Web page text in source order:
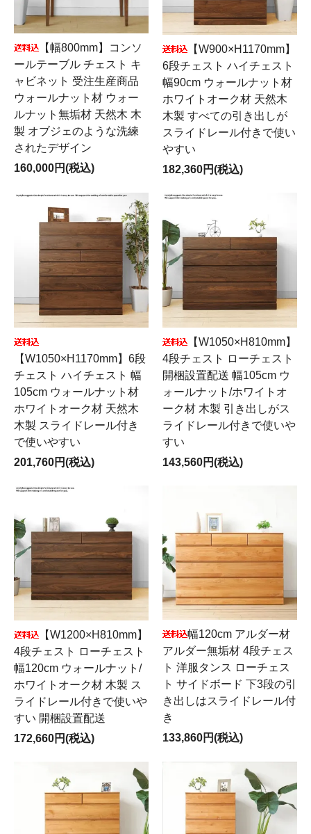
【幅800mm】コンソ
ールテーブル チェスト キ
ャビネット 受注生産商品
ウォールナット材 ウォー
ルナット無垢材 天然木 木
製 オブジェのような洗練
されたデザイン
160,000円(税込)
【W900×H1170mm】
6段チェスト ハイチェスト
幅90cm ウォールナット材
ホワイトオーク材 天然木
木製 すべての引き出しが
スライドレール付きで使い
やすい
182,360円(税込)
【W1050×H1170mm】6段
チェスト ハイチェスト 幅
105cm ウォールナット材
ホワイトオーク材 天然木
木製 スライドレール付き
で使いやすい
201,760円(税込)
【W1050×H810mm】
4段チェスト ローチェスト
開梱設置配送 幅105cm ウ
ォールナット/ホワイトオ
ーク材 木製 引き出しがス
ライドレール付きで使いや
すい
143,560円(税込)
【W1200×H810mm】
4段チェスト ローチェスト
幅120cm ウォールナット/
ホワイトオーク材 木製 ス
ライドレール付きで使いや
すい 開梱設置配送
172,660円(税込)
幅120cm アルダー材
アルダー無垢材 4段チェス
ト 洋服タンス ローチェス
ト サイドボード 下3段の引
き出しはスライドレール付
き
133,860円(税込)